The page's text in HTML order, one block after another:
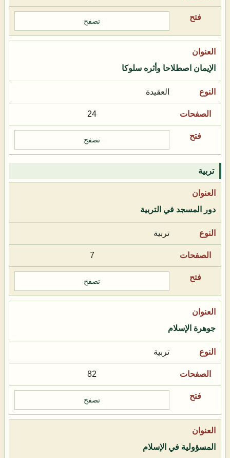
تصفح
الإيمان اصطلاحا وأثره سلوكا
العقيدة
24
تصفح
تربية
دور المسجد في التربية
تربية
7
تصفح
جوهرة الإسلام
تربية
82
تصفح
المسؤولية في الإسلام